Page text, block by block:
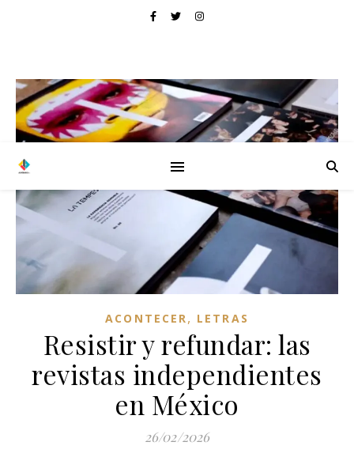
ACONTECER, LETRAS
Resistir y refundar: las
revistas independientes
en México
26/02/2026